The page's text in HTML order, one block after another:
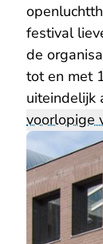
festival
de
tot en met
uiteindelijk
voorlopige